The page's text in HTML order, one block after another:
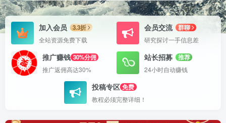
加入会员
3.3折
全站资源免费下载
会员交流
群聊
研究探讨一手信息差
推广赚钱 30%分佣
推广返佣高达30%
站长招募
推荐
24小时自动赚钱
投稿专区 免费
教程必须完整详细！